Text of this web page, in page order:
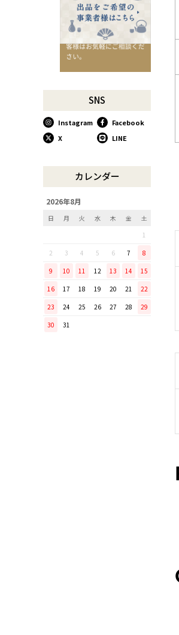
行平鍋があればたいていのこ
とは大丈夫。
馬毛歯ブラシがオススメな理
お祝い事に欠かせない「ミニ
使い込んで育てる道具、卵焼
き鍋
リンゴのための魅せるナイフ
『pomme』
「毎日納豆を食べていま
てほしい山只華陶苑の納豆鉢
調理から盛り付けまでこなす
「寿 菜箸」は、とても優秀
作所のペティナイフ「ゆり
ミニパンのお手入れ方法
ミニパン（大）で料理を楽し
SNS
Instagram
Facebook
X
LINE
カレンダー
2026年8月
日 月 火 水 木 金
土
1
2
3 4 5 6 7
8
9
10 11 12 13 14
15
16
17 18 19 20 21
22
23
24 25 26 27 28
29
30
31